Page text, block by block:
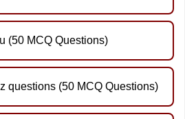
(50 MCQ Questions)
questions (50 MCQ Questions)